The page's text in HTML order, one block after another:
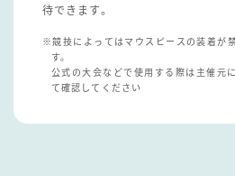
待できます。
※競技によってはマウスピースの装着が
す。
公式の大会などで使用する際は主催元
て確認してください